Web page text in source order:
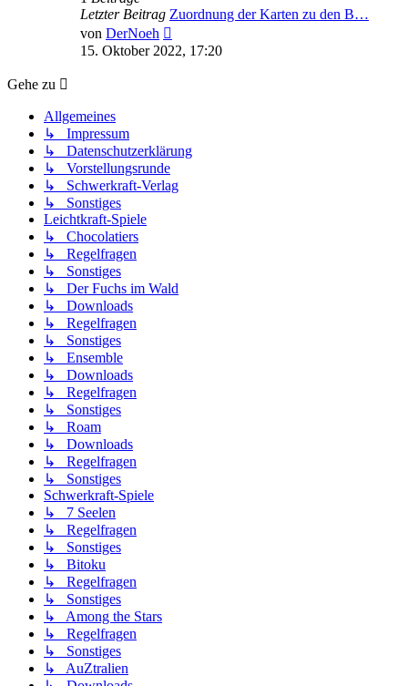
Letzter Beitrag Zuordnung der Karten zu den B…
von DerNoeh
Beitrag
15. Oktober 2022, 17:20
Gehe zu
Allgemeines
↳ Impressum
↳ Datenschutzerklärung
↳ Vorstellungsrunde
↳ Schwerkraft-Verlag
↳ Sonstiges
Leichtkraft-Spiele
↳ Chocolatiers
↳ Regelfragen
↳ Sonstiges
↳ Der Fuchs im Wald
↳ Downloads
↳ Regelfragen
↳ Sonstiges
↳ Ensemble
↳ Downloads
↳ Regelfragen
↳ Sonstiges
↳ Roam
↳ Downloads
↳ Regelfragen
↳ Sonstiges
Schwerkraft-Spiele
↳ 7 Seelen
↳ Regelfragen
↳ Sonstiges
↳ Bitoku
↳ Regelfragen
↳ Sonstiges
↳ Among the Stars
↳ Regelfragen
↳ Sonstiges
↳ AuZtralien